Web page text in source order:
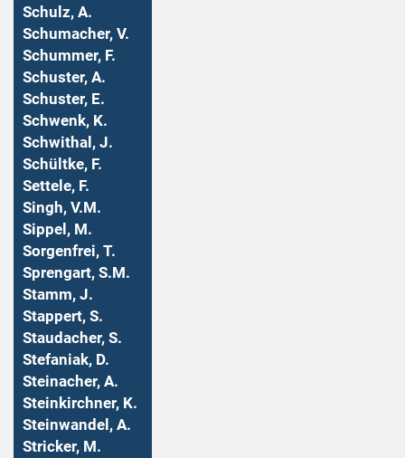
Schulz, A.
Schumacher, V.
Schummer, F.
Schuster, A.
Schuster, E.
Schwenk, K.
Schwithal, J.
Schültke, F.
Settele, F.
Singh, V.M.
Sippel, M.
Sorgenfrei, T.
Sprengart, S.M.
Stamm, J.
Stappert, S.
Staudacher, S.
Stefaniak, D.
Steinacher, A.
Steinkirchner, K.
Steinwandel, A.
Stricker, M.